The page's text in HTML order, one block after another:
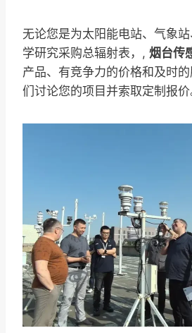
无论您是为太阳能电站、气象
学研究采购总辐射表，, 烟台传
产品、有竞争力的价格和及时
们讨论您的项目并索取定制报价